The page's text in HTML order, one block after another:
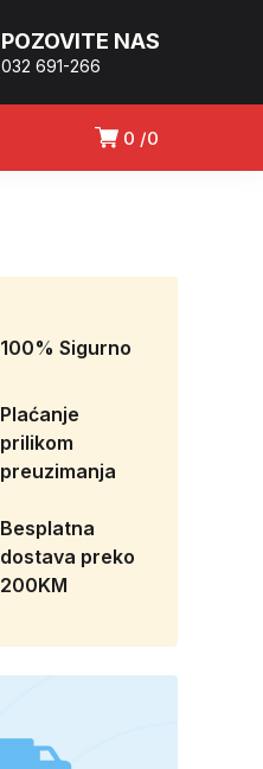
POZOVITE NAS
032 691-266
0 0
100% Sigurno
Plaćanje
prilikom
preuzimanja
Besplatna
dostava preko
200KM